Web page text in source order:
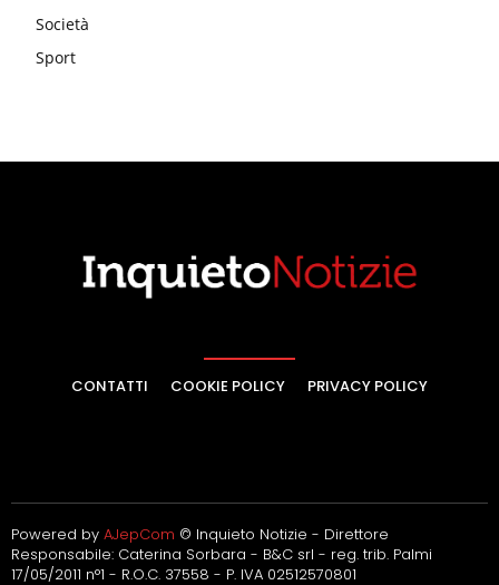
Società
Sport
CONTATTI COOKIE POLICY PRIVACY POLICY
Powered by AJepCom © Inquieto Notizie - Direttore
Responsabile: Caterina Sorbara - B&C srl - reg. trib. Palmi
17/05/2011 n°1 - R.O.C. 37558 - P. IVA 02512570801